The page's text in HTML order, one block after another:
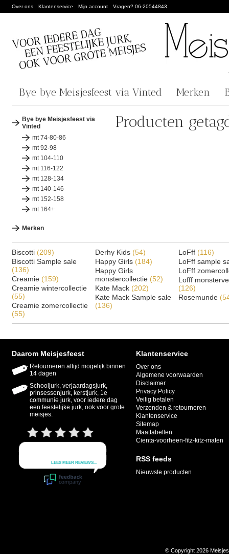
Over ons Klantenservice Mijn account Vragen? 06-20544843
Bye bye Meisjesfeest via Vinted Merken
Bye bye Meisjesfeest via
Vinted
mt 74-80-86
mt 92-98
mt 104-110
mt 116-122
mt 128-134
mt 140-146
mt 152-158
mt 164+
Merken
Producten
Biscotti (209)
Biscotti Sample sale
(136)
Creamie (159)
Creamie wintercollectie
(55)
Creamie zomercollectie
(55)
Derhy Kids (54)
Happy Girls (184)
Happy Girls
monstercollectie (52)
Kate Mack (202)
Kate Mack Sample sale
(136)
LoFff (116)
LoFff sample
LoFff
Lofff
(126)
Rosemunde
Daarom Meisjesfeest
Retourneren altijd mogelijk binnen
14 dagen
Schooljurk, verjaardagsjurk,
prinsessenjurk, kerstjurk, 1e
communie jurk, voor iedere dag
een feestelijke jurk, ook voor grote
meisjes.
Klantenservice
Over ons
Algemene voorwaarden
Disclaimer
Privacy Policy
Veilig betalen
Verzenden & retourneren
Klantenservice
Sitemap
Maattabellen
Cienta-voorheen-fitz-kitz-maten
RSS feeds
Nieuwste producten
© Copyright 2026